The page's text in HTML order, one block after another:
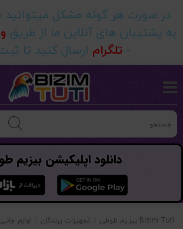
در صورت هر گونه مشکل
به پشتیبان های آنلاین ما از طریق
- تلگرام ارسال کنید تا
دانلود اپلیکیشن بیزیم
Bizim Tuti بیزیم طوطی تجهیزات پرندگان لوازم